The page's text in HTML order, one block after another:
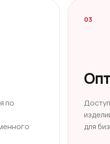
по
03
для